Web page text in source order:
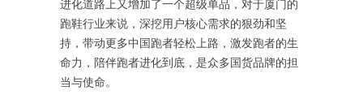
进化道路上又增加了一个超级单品，对于厦门的
跑鞋行业来说，深挖用户核心需求的狠劲和坚
持，带动更多中国跑者轻松上路，激发跑者的生
命力，陪伴跑者进化到底，是众多国货品牌的担
当与使命。